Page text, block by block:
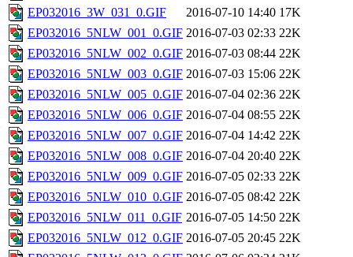
EP032016_3W_031_0.GIF
2016-07-10 14:40 17K
EP032016_5NLW_001_0.GIF 2016-07-03 02:33 22K
EP032016_5NLW_002_0.GIF 2016-07-03 08:44 22K
EP032016_5NLW_003_0.GIF 2016-07-03 15:06 22K
EP032016_5NLW_005_0.GIF 2016-07-04 02:36 22K
EP032016_5NLW_006_0.GIF 2016-07-04 08:55 22K
EP032016_5NLW_007_0.GIF 2016-07-04 14:42 22K
EP032016_5NLW_008_0.GIF 2016-07-04 20:40 22K
EP032016_5NLW_009_0.GIF 2016-07-05 02:33 22K
EP032016_5NLW_010_0.GIF 2016-07-05 08:42 22K
EP032016_5NLW_011_0.GIF 2016-07-05 14:50 22K
EP032016_5NLW_012_0.GIF 2016-07-05 20:45 22K